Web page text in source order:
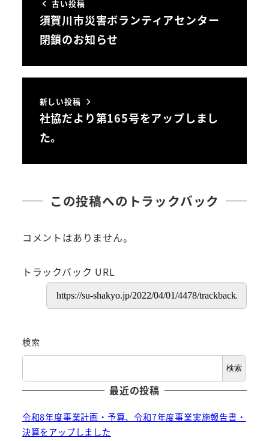
古い投稿
須賀川市災害ボランティアセンター
閉鎖のお知らせ
新しい投稿
社協だより第165号をアップしまし
た。
この投稿へのトラックバック
コメントはありません。
トラックバック URL
検索
検索
最近の投稿
令和8年度事業計画・予算、令和7年度事業実施報告書・
決算をアップしました